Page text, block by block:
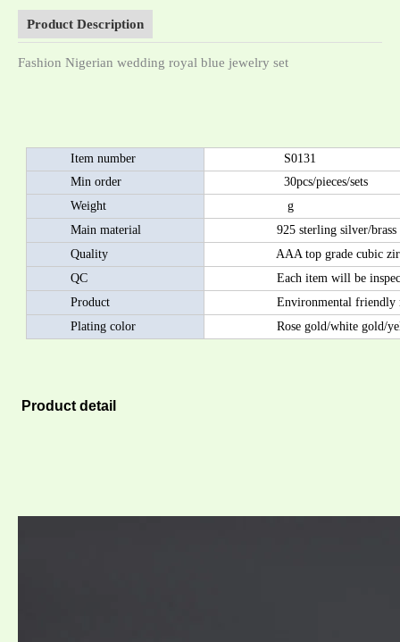
Product Description
Fashion Nigerian wedding royal blue jewelry set
Item number
S0131
Min order
30pcs/pieces/sets
Weight
g
Main material
925 sterling silver/brass as
Quality
AAA top grade cubic zircon/
QC
Each item will be inspected
Product
Environmental friendly
Plating color
Rose gold/white gold/
Product detail